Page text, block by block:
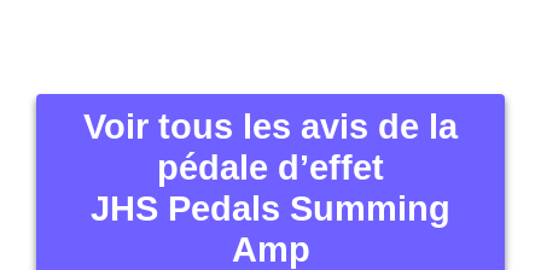
Voir tous les avis de la
pédale d’effet
JHS Pedals Summing
Amp